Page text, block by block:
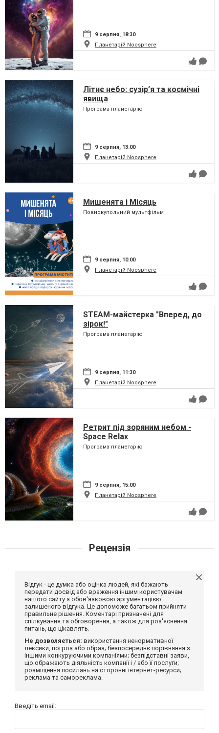
9 серпня, 18:30
Планетарій Noosphere
Літнє небо: сузір’я та космічні
явища
Програма планетарію
9 серпня, 13:00
Планетарій Noosphere
Мишенята і Місяць
Повнокупольний мультфільм
9 серпня, 10:00
Планетарій Noosphere
STEAM-майстерка "Вперед, до
зірок!"
Програма планетарію
9 серпня, 11:30
Планетарій Noosphere
Ретрит під зоряним небом -
Space Relax
Програма планетарію
9 серпня, 15:00
Планетарій Noosphere
Рецензія
Відгук - це думка або оцінка людей, які бажають
передати досвід або враження іншим користувачам
нашого сайту з обов'язковою аргументацією
залишеного відгука. Це допоможе багатьом прийняти
правильне рішення. Коментарі призначені для
спілкування та обговорення, а також для роз'яснення
питань, що цікавлять.
Не дозволяється: використання ненормативної
лексики, погроз або образ; безпосереднє порівняння з
іншими конкуруючими компаніями; безпідставні заяви,
що ображають діяльність компанії і / або її послуги;
розміщення посилань на сторонні інтернет-ресурси;
реклама та самореклама.
Введіть email: